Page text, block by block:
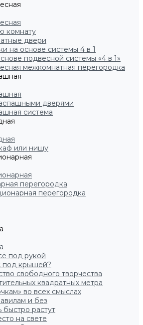
комнату
двери
на основе системы 4 в 1
подвесной системы «4 в 1»
межкомнатная перегородка
дверями
система
или нишу
перегородка
перегородка
под рукой
под крышей?
свободного творчества
квадратных метра
во всех смыслах
и без
быстро растут
на свете